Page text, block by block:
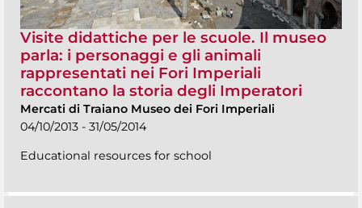
Visite didattiche per le scuole. Il museo
parla: i personaggi e gli animali
rappresentati nei Fori Imperiali
raccontano la storia degli Imperatori
Mercati di Traiano Museo dei Fori Imperiali
04/10/2013 - 31/05/2014
Educational resources for school